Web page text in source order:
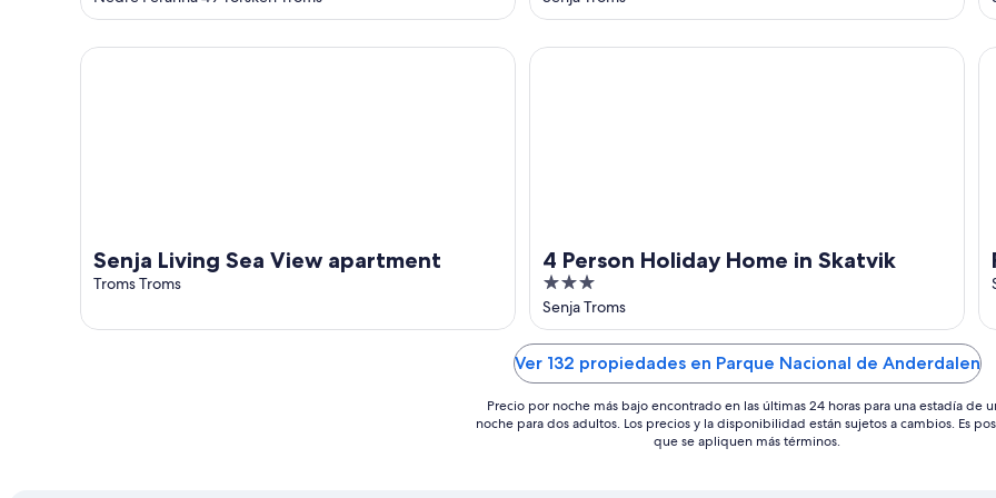
of
5
of
5
Senja Living Sea View apartment
Troms Troms
Senja Living Sea View apartment
4 Person Holiday Home in Skatvik
3
out
of
5
Senja Troms
4 Person Holiday Home in Skatvik
Ver 132 propiedades en Parque Nacional de Anderdalen
Precio por noche más bajo encontrado en las últimas 24 horas para una estadía de
noche para dos adultos. Los precios y la disponibilidad están sujetos a cambios. Es
que se apliquen más términos.